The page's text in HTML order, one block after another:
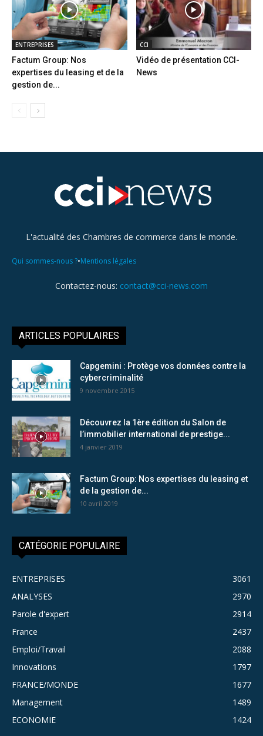
ENTREPRISES
Factum Group: Nos
expertises du leasing et de la
gestion de...
CCI
Vidéo de présentation CCI-
News
L'actualité des Chambres de commerce dans le monde.
Qui sommes-nous ?•Mentions légales
Contactez-nous: contact@cci-news.com
ARTICLES POPULAIRES
Capgemini : Protège vos données contre la
cybercriminalité
9 novembre 2015
Découvrez la 1ère édition du Salon de
l’immobilier international de prestige...
4 janvier 2019
Factum Group: Nos expertises du leasing et
de la gestion de...
10 avril 2019
CATÉGORIE POPULAIRE
ENTREPRISES
3061
ANALYSES
2970
Parole d'expert
2914
France
2437
Emploi/Travail
2088
Innovations
1797
FRANCE/MONDE
1677
Management
1489
ECONOMIE
1424